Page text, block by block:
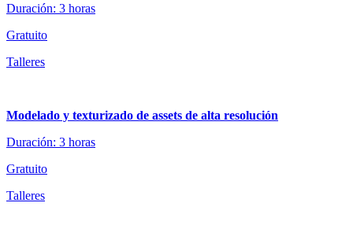
Duración: 3 horas
Gratuito
Talleres
Modelado y texturizado de assets de alta resolución
Duración: 3 horas
Gratuito
Talleres